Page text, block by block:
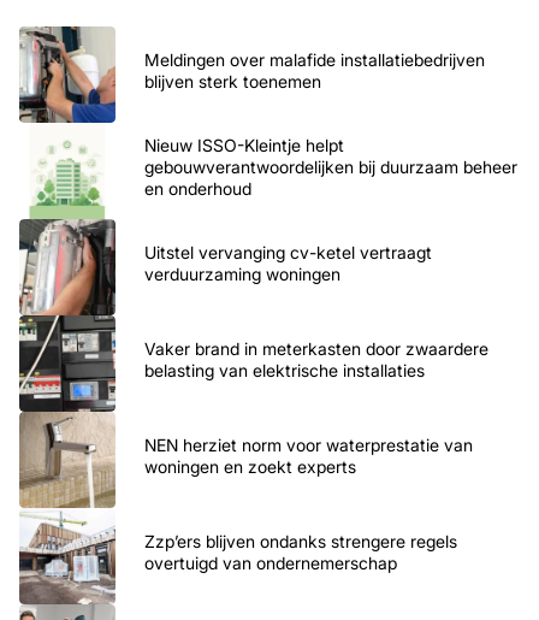
Meldingen over malafide installatiebedrijven
blijven sterk toenemen
Nieuw ISSO-Kleintje helpt
gebouwverantwoordelijken bij duurzaam beheer
en onderhoud
Uitstel vervanging cv-ketel vertraagt
verduurzaming woningen
Vaker brand in meterkasten door zwaardere
belasting van elektrische installaties
NEN herziet norm voor waterprestatie van
woningen en zoekt experts
Zzp’ers blijven ondanks strengere regels
overtuigd van ondernemerschap